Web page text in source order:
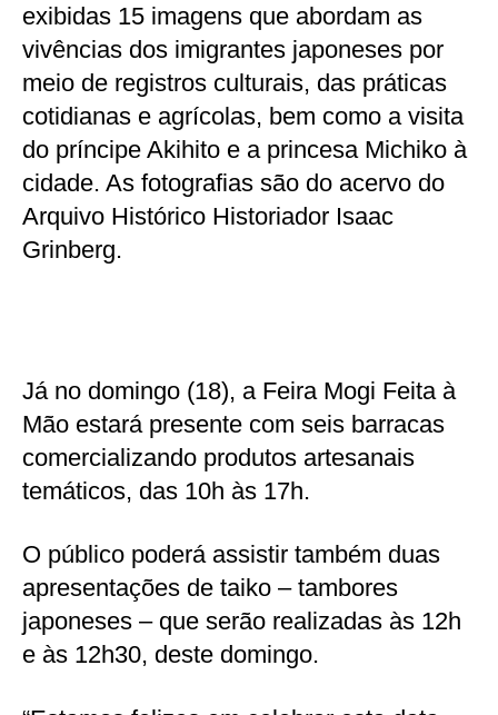
exibidas 15 imagens que abordam as
vivências dos imigrantes japoneses por
meio de registros culturais, das práticas
cotidianas e agrícolas, bem como a visita
do príncipe Akihito e a princesa Michiko à
cidade. As fotografias são do acervo do
Arquivo Histórico Historiador Isaac
Grinberg.
Já no domingo (18), a Feira Mogi Feita à
Mão estará presente com seis barracas
comercializando produtos artesanais
temáticos, das 10h às 17h.
O público poderá assistir também duas
apresentações de taiko – tambores
japoneses – que serão realizadas às 12h
e às 12h30, deste domingo.